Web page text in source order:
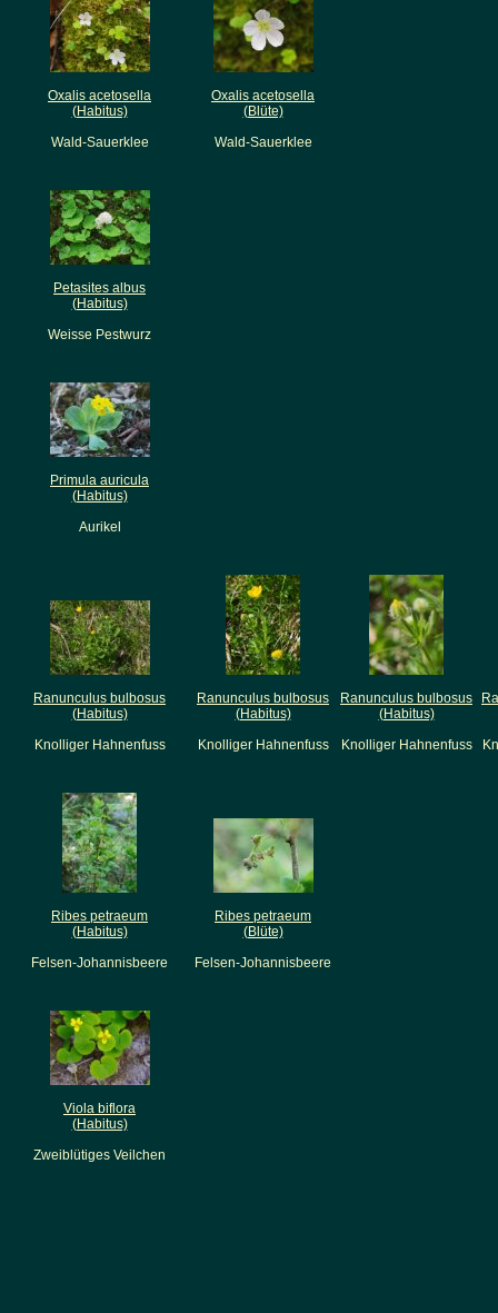
Oxalis acetosella
(Habitus)
Wald-Sauerklee
Oxalis acetosella
(Blüte)
Wald-Sauerklee
Petasites albus
(Habitus)
Weisse Pestwurz
Primula auricula
(Habitus)
Aurikel
Ranunculus bulbosus
(Habitus)
Knolliger Hahnenfuss
Ranunculus bulbosus
(Habitus)
Knolliger Hahnenfuss
Ranunculus bulbosus
(Habitus)
Knolliger Hahnenfuss
Ribes petraeum
(Habitus)
Felsen-Johannisbeere
Ribes petraeum
(Blüte)
Felsen-Johannisbeere
Viola biflora
(Habitus)
Zweiblütiges Veilchen